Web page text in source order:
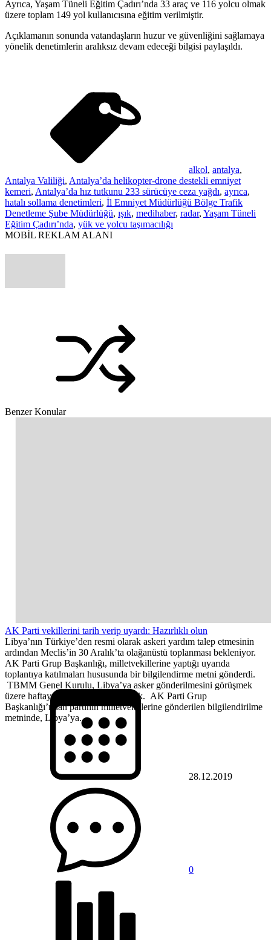
Ayrıca, Yaşam Tüneli Eğitim Çadırı’nda 33 araç ve 116 yolcu olmak
üzere toplam 149 yol kullanıcısına eğitim verilmiştir.
Açıklamanın sonunda vatandaşların huzur ve güvenliğini sağlamaya
yönelik denetimlerin aralıksız devam edeceği bilgisi paylaşıldı.
alkol, antalya,
Antalya Valiliği, Antalya’da helikopter-drone destekli emniyet
kemeri, Antalya’da hız tutkunu 233 sürücüye ceza yağdı, ayrıca,
hatalı sollama denetimleri, İl Emniyet Müdürlüğü Bölge Trafik
Denetleme Şube Müdürlüğü, ışık, medihaber, radar, Yaşam Tüneli
Eğitim Çadırı’nda, yük ve yolcu taşımacılığı
MOBİL REKLAM ALANI
Benzer Konular
AK Parti vekillerini tarih verip uyardı: Hazırlıklı olun
Libya’nın Türkiye’den resmi olarak askeri yardım talep etmesinin
ardından Meclis’in 30 Aralık’ta olağanüstü toplanması bekleniyor.
AK Parti Grup Başkanlığı, milletvekillerine yaptığı uyarıda
toplantıya katılmaları hususunda bir bilgilendirme metni gönderdi.
TBMM Genel Kurulu, Libya’ya asker gönderilmesini görüşmek
üzere haftaya olağanüstü toplanacak. AK Parti Grup
Başkanlığı’ndan partinin milletvekillerine gönderilen bilgilendirilme
metninde, Libya’ya...
28.12.2019
0